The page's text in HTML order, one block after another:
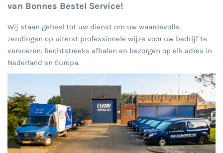
van Bonnes Bestel Service!
Wij staan geheel tot uw dienst om uw waardevolle
zendingen op uiterst professionele wijze voor uw bedrijf te
vervoeren. Rechtstreeks afhalen en bezorgen op elk adres in
Nederland en Europa.